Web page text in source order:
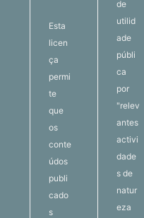
Esta
licen
ça
permi
te
que
os
conte
údos
publi
cado
s
de
utilid
ade
públi
ca
por
"relev
antes
activi
dade
s de
natur
eza